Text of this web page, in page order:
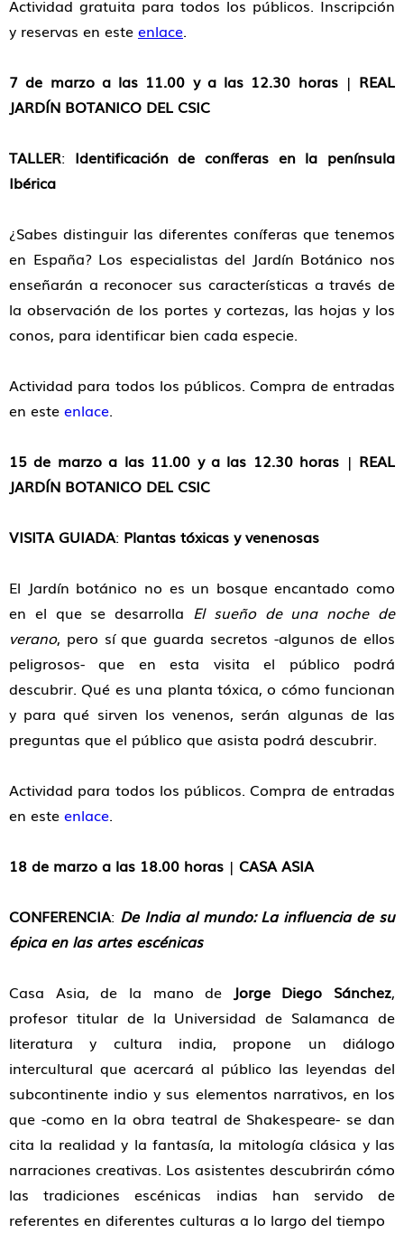
Actividad gratuita para todos los públicos. Inscripción
y reservas en este enlace.
7 de marzo a las 11.00 y a las 12.30 horas | REAL
JARDÍN BOTANICO DEL CSIC
TALLER: Identificación de coníferas en la península
Ibérica
¿Sabes distinguir las diferentes coníferas que tenemos
en España? Los especialistas del Jardín Botánico nos
enseñarán a reconocer sus características a través de
la observación de los portes y cortezas, las hojas y los
conos, para identificar bien cada especie.
Actividad para todos los públicos. Compra de entradas
en este enlace.
15 de marzo a las 11.00 y a las 12.30 horas | REAL
JARDÍN BOTANICO DEL CSIC
VISITA GUIADA: Plantas tóxicas y venenosas
El Jardín botánico no es un bosque encantado como
en el que se desarrolla El sueño de una noche de
verano, pero sí que guarda secretos -algunos de ellos
peligrosos- que en esta visita el público podrá
descubrir. Qué es una planta tóxica, o cómo funcionan
y para qué sirven los venenos, serán algunas de las
preguntas que el público que asista podrá descubrir.
Actividad para todos los públicos. Compra de entradas
en este enlace.
18 de marzo a las 18.00 horas | CASA ASIA
CONFERENCIA: De India al mundo: La influencia de su
épica en las artes escénicas
Casa Asia, de la mano de Jorge Diego Sánchez,
profesor titular de la Universidad de Salamanca de
literatura y cultura india, propone un diálogo
intercultural que acercará al público las leyendas del
subcontinente indio y sus elementos narrativos, en los
que -como en la obra teatral de Shakespeare- se dan
cita la realidad y la fantasía, la mitología clásica y las
narraciones creativas. Los asistentes descubrirán cómo
las tradiciones escénicas indias han servido de
referentes en diferentes culturas a lo largo del tiempo